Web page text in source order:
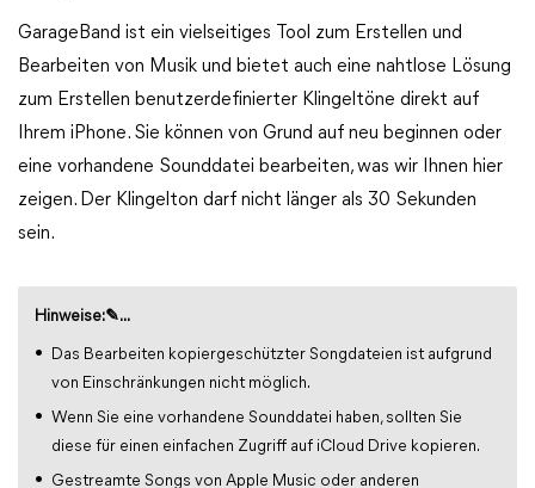
GarageBand ist ein vielseitiges Tool zum Erstellen und
Bearbeiten von Musik und bietet auch eine nahtlose Lösung
zum Erstellen benutzerdefinierter Klingeltöne direkt auf
Ihrem iPhone. Sie können von Grund auf neu beginnen oder
eine vorhandene Sounddatei bearbeiten, was wir Ihnen hier
zeigen. Der Klingelton darf nicht länger als 30 Sekunden
sein.
Hinweise:✎...
Das Bearbeiten kopiergeschützter Songdateien ist aufgrund
von Einschränkungen nicht möglich.
Wenn Sie eine vorhandene Sounddatei haben, sollten Sie
diese für einen einfachen Zugriff auf iCloud Drive kopieren.
Gestreamte Songs von Apple Music oder anderen